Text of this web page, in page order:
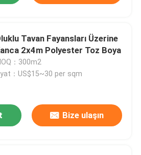
Tavan Fayansları Üzerine
2x4m Polyester Toz Boya
：300m2
：US$15~30 per sqm
Bize ulaşın